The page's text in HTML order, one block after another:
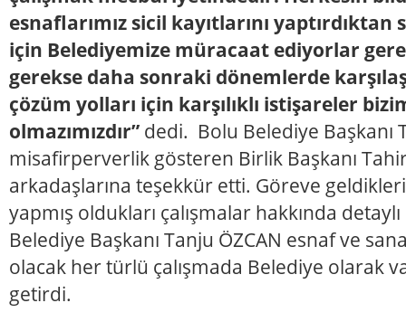
esnaflarımız sicil kayıtlarını
için Belediyemize müracaat ediyorlar
gerekse daha sonraki dönemlerde
çözüm yolları için karşılıklı istişareler
olmazımızdır” dedi. Bolu Belediye Başkanı
misafirperverlik gösteren Birlik Başkanı Tahir
arkadaşlarına teşekkür etti. Göreve
yapmış oldukları çalışmalar hakkında
Belediye Başkanı Tanju ÖZCAN esnaf ve
olacak her türlü çalışmada Belediye olarak
getirdi.